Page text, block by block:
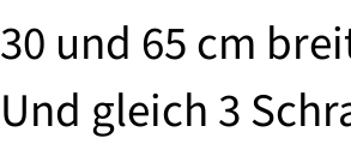
30 und 65 cm
Und gleich 3